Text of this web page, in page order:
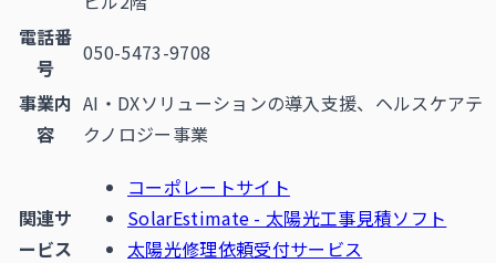
電話番
号
050-5473-9708
事業内
容
AI・DXソリューションの導入支援、ヘルスケアテ
クノロジー事業
関連サ
ービス
コーポレートサイト
SolarEstimate - 太陽光工事見積ソフト
太陽光修理依頼受付サービス